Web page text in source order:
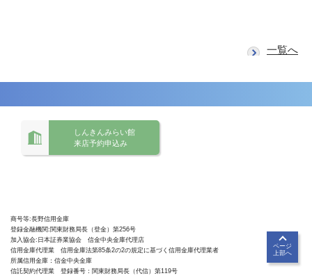
一覧へ
しんきんみらい館
来店予約申込み
ページ
上部へ
商号等:長野信用金庫
登録金融機関:関東財務局長（登金）第256号
加入協会:日本証券業協会 信金中央金庫代理店
信用金庫代理業 信用金庫法第85条2の2の規定に基づく信用金庫代理業者
所属信用金庫：信金中央金庫
信託契約代理業 登録番号：関東財務局長（代信）第119号